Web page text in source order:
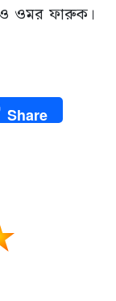
ও ওমর ফারুক।
Share